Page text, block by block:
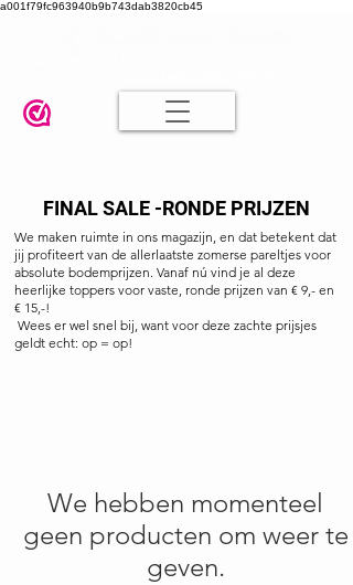
a001f79fc963940b9b743dab3820cb45
FINAL SALE -RONDE PRIJZEN
We maken ruimte in ons magazijn, en dat betekent dat
jij profiteert van de allerlaatste zomerse pareltjes voor
absolute bodemprijzen. Vanaf nú vind je al deze
heerlijke toppers voor vaste, ronde prijzen van € 9,- en
€ 15,-!
Wees er wel snel bij, want voor deze zachte prijsjes
geldt echt: op = op!
We hebben momenteel
geen producten om weer te
geven.